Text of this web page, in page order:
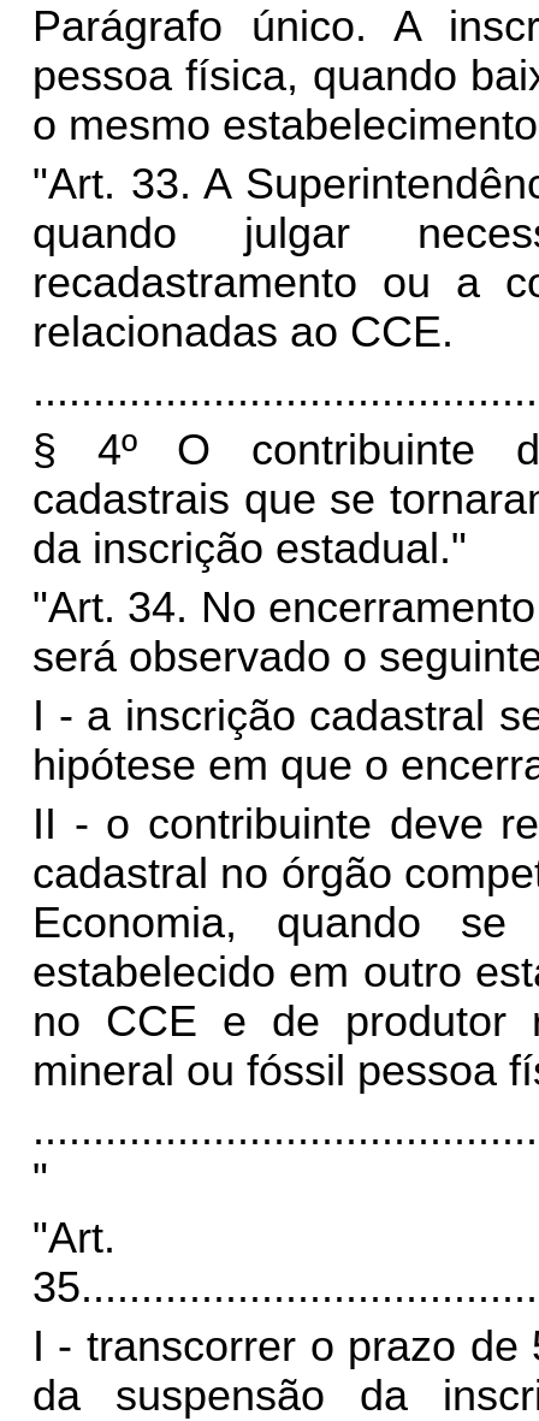
Parágrafo único. A
pessoa física, quando
o mesmo
"Art. 33. A
quando julgar
recadastramento ou a
relacionadas ao CCE.
§ 4º O contribuinte
cadastrais que se
da inscrição estadual."
"Art. 34. No
será observado o
I - a inscrição cadastral
hipótese em que o
II - o contribuinte deve
cadastral no órgão
Economia, quando
estabelecido em outro
no CCE e de produtor
mineral ou fóssil pessoa
"
"Art.
35
I - transcorrer o prazo
da suspensão da